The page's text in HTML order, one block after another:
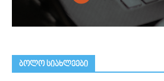
ᲑᲝᲚᲝ ᲡᲘᲐᲮᲚᲔᲔᲑᲘ